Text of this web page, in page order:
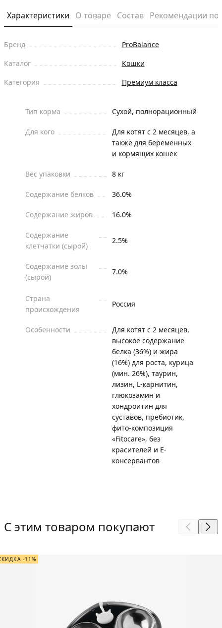
Характеристики О товаре Состав Рекомендации
Бренд
ProBalance
Каталог
Кошки
Категория
Премиум класса
Тип корма Сухой, полнорационный
Для кого
Для котят с 2 месяцев, а
также для беременных
и кормящих кошек
Вес упаковки 8 кг
Содержание белков 36.0%
Содержание жиров 16.0%
Содержание
клетчатки (сырой)
2.5%
Содержание золы
(сырой)
7.0%
Страна
происхождения
Россия
Особенности
Для котят с 2 месяцев,
высокое содержание
белка (36%) и жира
(16%) для роста, курица
(мин. 26%), таурин,
лизин, L-карнитин,
глюкозамин и
хондроитин для
суставов, пребиотик,
фито-композиция
«Fitocare», без
красителей и Е-
консервантов
С этим товаром покупают
-11%